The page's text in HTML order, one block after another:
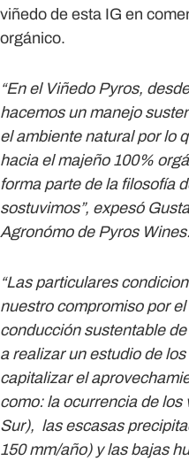
viñedo de esta IG en
orgánico.
“En el Viñedo Pyros,
hacemos un manejo
el ambiente natural por lo
hacia el majeño 100%
forma parte de la filosofía
sostuvimos”, expesó
Agronómo de Pyros Wines.
“Las particulares
nuestro compromiso por
conducción sustentable
a realizar un estudio de
capitalizar el
como: la ocurrencia de
Sur), las escasas
150 mm/año) y las bajas